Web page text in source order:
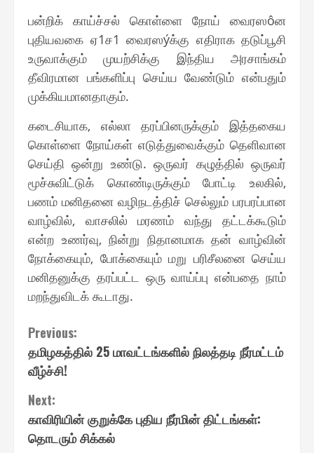
பன்றிக் காய்ச்சல் கொள்ளை நோய் வைரஸôன
புதியவகை ஏ1ச1 வைரஸýக்கு எதிராக தடுப்பூசி
உருவாக்கும் முயற்சிக்கு இந்திய அரசாங்கம்
தீவிரமான பங்களிப்பு செய்ய வேண்டும் என்பதும்
முக்கியமானதாகும்.
கடைசியாக, எல்லா தரப்பினருக்கும் இத்தகைய
கொள்ளை நோய்கள் எடுத்துவைக்கும் தெளிவான
செய்தி ஒன்று உண்டு. ஒருவர் கழுத்தில் ஒருவர்
மூச்சுவிட்டுக் கொண்டிருக்கும் போட்டி உலகில்,
பணம் மனிதனை வழிநடத்திச் செல்லும் பரபரப்பான
வாழ்வில், வாசலில் மரணம் வந்து தட்டக்கூடும்
என்ற உணர்வு, நின்று நிதானமாக தன் வாழ்வின்
நோக்கையும், போக்கையும் மறு பரிசீலனை செய்ய
மனிதனுக்கு தரப்பட்ட ஒரு வாய்ப்பு என்பதை நாம்
மறந்துவிடக் கூடாது.
Continue
Reading
Previous:
தமிழகத்தில் 25 மாவட்டங்களில் நிலத்தடி நீர்மட்டம்
வீழ்ச்சி!
Next:
காவிரியின் குறுக்கே புதிய நீர்மின் திட்டங்கள்:
தொடரும் சிக்கல்